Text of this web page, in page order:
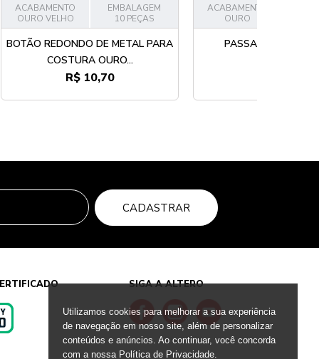
ACABAMENTO
OURO VELHO
EMBALAGEM
10 PEÇAS
BOTÃO REDONDO DE METAL PARA
COSTURA OURO...
R$ 10,70
ACABAMENTO
OURO
PASSADOR OURO
CADASTRAR
SIGA A ALTERO
Utilizamos cookies para melhorar a sua experiência
de navegação em nosso site, além de personalizar
conteúdos e anúncios. Ao continuar, você concorda
com a nossa Política de Privacidade.